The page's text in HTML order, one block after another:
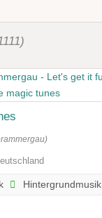
Hintergrundmusik